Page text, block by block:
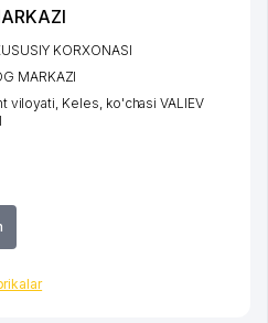
KORXONASI
MARKAZI
viloyati Keles ko'chasi VALIEV